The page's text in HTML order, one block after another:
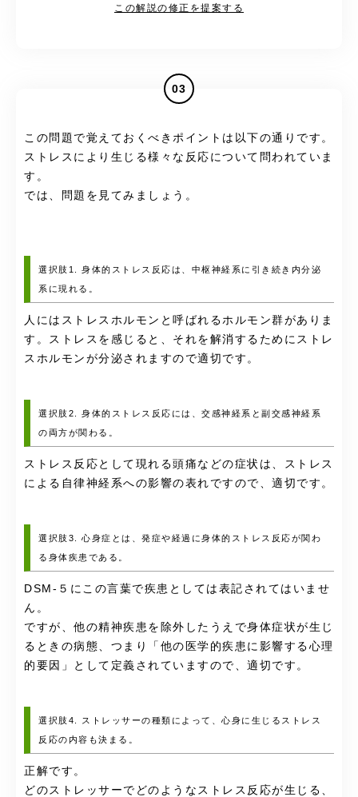
この解説の修正を提案する
03
この問題で覚えておくべきポイントは以下の通りです。
ストレスにより生じる様々な反応について問われていま
す。
では、問題を見てみましょう。
選択肢1. 身体的ストレス反応は、中枢神経系に引き続き内分泌
系に現れる。
人にはストレスホルモンと呼ばれるホルモン群がありま
す。ストレスを感じると、それを解消するためにストレ
スホルモンが分泌されますので適切です。
選択肢2. 身体的ストレス反応には、交感神経系と副交感神経系
の両方が関わる。
ストレス反応として現れる頭痛などの症状は、ストレス
による自律神経系への影響の表れですので、適切です。
選択肢3. 心身症とは、発症や経過に身体的ストレス反応が関わ
る身体疾患である。
DSM-５にこの言葉で疾患としては表記されてはいませ
ん。
ですが、他の精神疾患を除外したうえで身体症状が生じ
るときの病態、つまり「他の医学的疾患に影響する心理
的要因」として定義されていますので、適切です。
選択肢4. ストレッサーの種類によって、心身に生じるストレス
反応の内容も決まる。
正解です。
どのストレッサーでどのようなストレス反応が生じる、